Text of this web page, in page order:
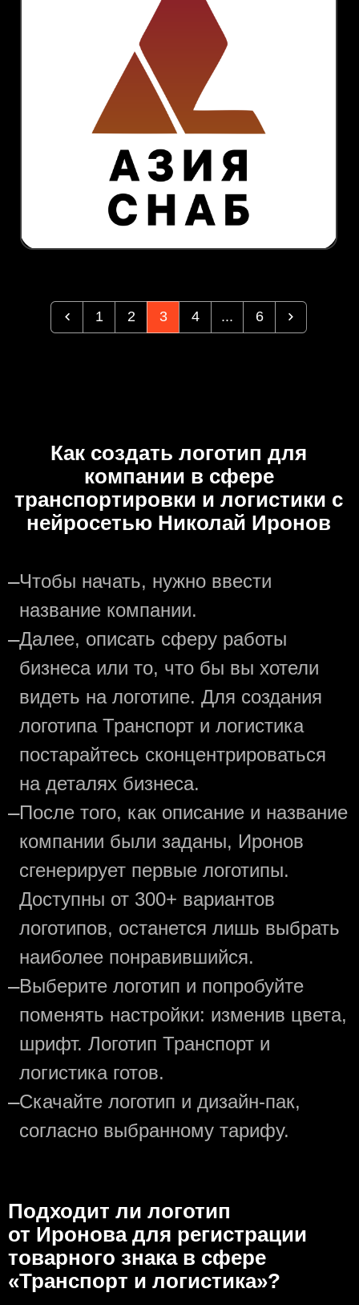
1 2 3 4 ... 6
Как создать логотип для
компании в сфере
транспортировки и логистики с
нейросетью Николай Иронов
—Чтобы начать, нужно ввести
название компании.
—Далее, описать сферу работы
бизнеса или то, что бы вы хотели
видеть на логотипе. Для создания
логотипа Транспорт и логистика
постарайтесь сконцентрироваться
на деталях бизнеса.
—После того, как описание и название
компании были заданы, Иронов
сгенерирует первые логотипы.
Доступны от 300+ вариантов
логотипов, останется лишь выбрать
наиболее понравившийся.
—Выберите логотип и попробуйте
поменять настройки: изменив цвета,
шрифт. Логотип Транспорт и
логистика готов.
—Скачайте логотип и дизайн-пак,
согласно выбранному тарифу.
Подходит ли логотип
от Иронова для регистрации
товарного знака в сфере
«Транспорт и логистика»?